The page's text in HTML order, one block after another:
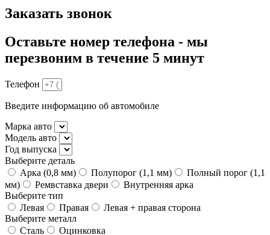
Заказать звонок
Оставьте номер телефона - мы
перезвоним в течение 5 минут
Телефон
Введите информацию об автомобиле
Марка авто
Модель авто
Год выпуска
Выберите деталь
Арка (0,8 мм)
Полупорог (1,1 мм)
Полный порог (1,1
мм)
Ремвставка двери
Внутренняя арка
Выберите тип
Левая
Правая
Левая + правая сторона
Выберите металл
Сталь
Оцинковка